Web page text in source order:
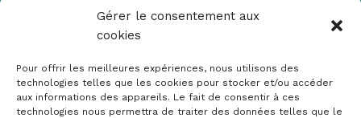
Gérer le consentement aux
cookies
Pour offrir les meilleures expériences, nous utilisons des
technologies telles que les cookies pour stocker et/ou accéder
aux informations des appareils. Le fait de consentir à ces
technologies nous permettra de traiter des données telles que le
Bâtiment Laennec
13100 Aix-en-Provence
✉ contact@crige-paca.org